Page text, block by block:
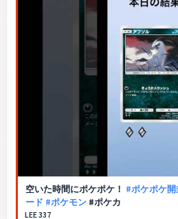
空いた時間にポケポケ！ #ポケポケ
ード #ポケモン#ポケカ
LEE 337